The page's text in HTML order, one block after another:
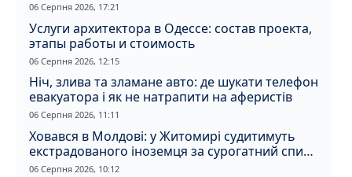
06 Серпня 2026, 17:21
Услуги архитектора в Одессе: состав проекта,
этапы работы и стоимость
06 Серпня 2026, 12:15
Ніч, злива та зламане авто: де шукати телефон
евакуатора і як не натрапити на аферистів
06 Серпня 2026, 11:11
Ховався в Молдові: у Житомирі судитимуть
екстрадованого іноземця за сурогатний спирт
і відмивання грошей
06 Серпня 2026, 10:12